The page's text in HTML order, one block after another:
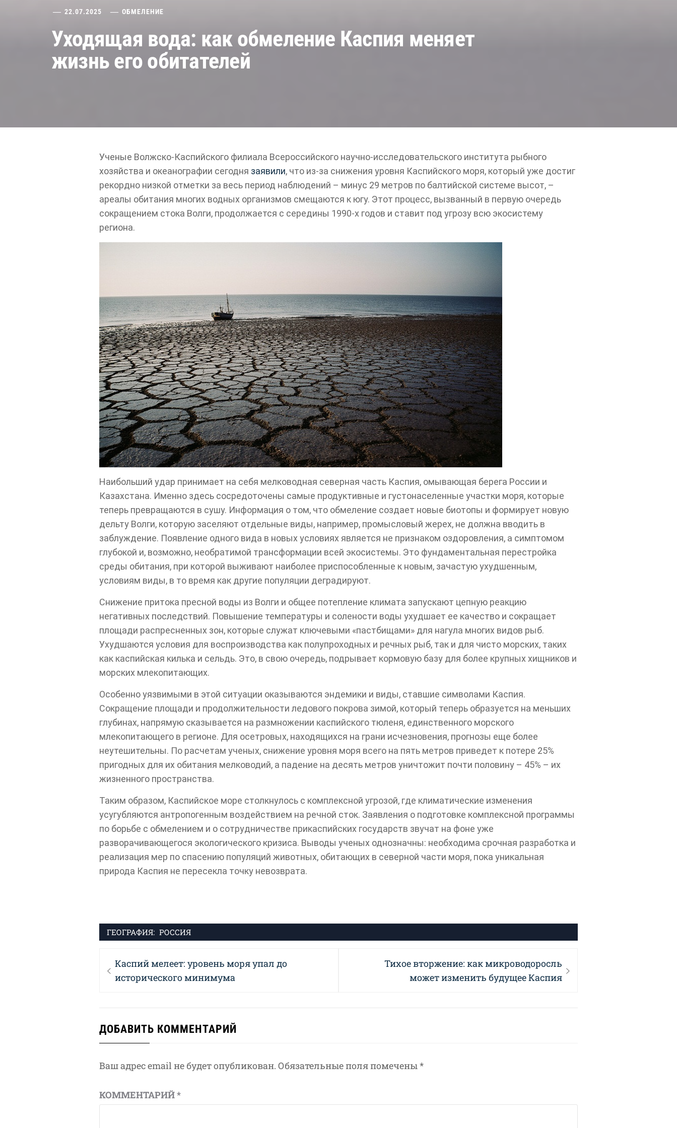
22.07.2025 ОБМЕЛЕНИЕ
Уходящая вода: как обмеление Каспия меняет
жизнь его обитателей
Ученые Волжско-Каспийского филиала Всероссийского научно-исследовательского института рыбного
хозяйства и океанографии сегодня заявили, что из-за снижения уровня Каспийского моря, который уже достиг
рекордно низкой отметки за весь период наблюдений – минус 29 метров по балтийской системе высот, –
ареалы обитания многих водных организмов смещаются к югу. Этот процесс, вызванный в первую очередь
сокращением стока Волги, продолжается с середины 1990-х годов и ставит под угрозу всю экосистему
региона.
Наибольший удар принимает на себя мелководная северная часть Каспия, омывающая берега России и
Казахстана. Именно здесь сосредоточены самые продуктивные и густонаселенные участки моря, которые
теперь превращаются в сушу. Информация о том, что обмеление создает новые биотопы и формирует новую
дельту Волги, которую заселяют отдельные виды, например, промысловый жерех, не должна вводить в
заблуждение. Появление одного вида в новых условиях является не признаком оздоровления, а симптомом
глубокой и, возможно, необратимой трансформации всей экосистемы. Это фундаментальная перестройка
среды обитания, при которой выживают наиболее приспособленные к новым, зачастую ухудшенным,
условиям виды, в то время как другие популяции деградируют.
Снижение притока пресной воды из Волги и общее потепление климата запускают цепную реакцию
негативных последствий. Повышение температуры и солености воды ухудшает ее качество и сокращает
площади распресненных зон, которые служат ключевыми «пастбищами» для нагула многих видов рыб.
Ухудшаются условия для воспроизводства как полупроходных и речных рыб, так и для чисто морских, таких
как каспийская килька и сельдь. Это, в свою очередь, подрывает кормовую базу для более крупных хищников и
морских млекопитающих.
Особенно уязвимыми в этой ситуации оказываются эндемики и виды, ставшие символами Каспия.
Сокращение площади и продолжительности ледового покрова зимой, который теперь образуется на меньших
глубинах, напрямую сказывается на размножении каспийского тюленя, единственного морского
млекопитающего в регионе. Для осетровых, находящихся на грани исчезновения, прогнозы еще более
неутешительны. По расчетам ученых, снижение уровня моря всего на пять метров приведет к потере 25%
пригодных для их обитания мелководий, а падение на десять метров уничтожит почти половину – 45% – их
жизненного пространства.
Таким образом, Каспийское море столкнулось с комплексной угрозой, где климатические изменения
усугубляются антропогенным воздействием на речной сток. Заявления о подготовке комплексной программы
по борьбе с обмелением и о сотрудничестве прикаспийских государств звучат на фоне уже
разворачивающегося экологического кризиса. Выводы ученых однозначны: необходима срочная разработка и
реализация мер по спасению популяций животных, обитающих в северной части моря, пока уникальная
природа Каспия не пересекла точку невозврата.
ГЕОГРАФИЯ: РОССИЯ
Навигация
по
Previous
post:
Каспий мелеет: уровень моря упал до
исторического минимума
Next
Тихое вторжение: как микроводоросль
может изменить будущее Каспия
ДОБАВИТЬ КОММЕНТАРИЙ
Ваш адрес email не будет опубликован. Обязательные поля помечены*
КОММЕНТАРИЙ*